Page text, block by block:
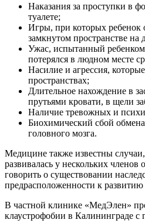
Наказания за проступки в
туалете;
Игры, при которых ребенок
замкнутом пространстве на
Ужас, испытанный
потерялся в людном месте
Насилие и агрессия,
пространствах;
Длительное нахождение в
прутьями кровати, в щели
Наличие тревожных и
Биохимический сбой
головного мозга.
Медицине также известны случаи,
развивалась у нескольких членов
говорить о существовании
предрасположенности к
В частной клинике «МедЭлен»
клаустрофобии в Калининграде с